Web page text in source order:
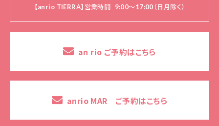
【anrio TIERRA】営業時間 9:00～17:00（日月除く）
an rio ご予約はこちら
anrio MAR ご予約はこちら